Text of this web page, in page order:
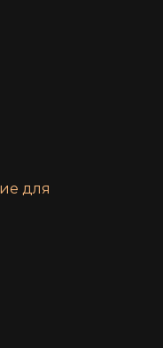
для